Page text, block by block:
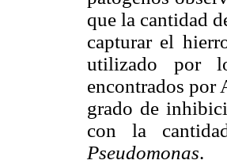
que la cantidad
capturar el
utilizado por
encontrados por
grado de
con la
Pseudomonas.